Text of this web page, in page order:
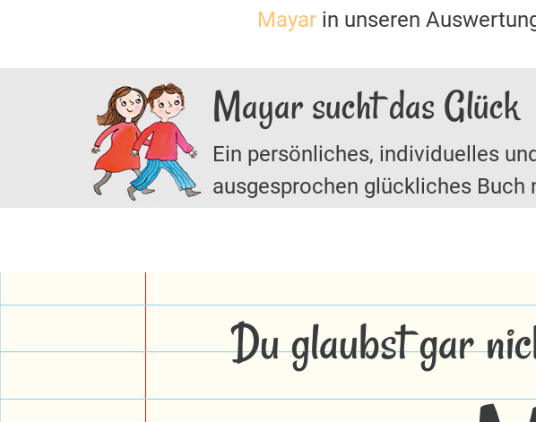
Mayar in unseren
Mayar sucht das Glück
Ein persönliches, individuelles
ausgesprochen glückliches Buch
Du glaubst gar